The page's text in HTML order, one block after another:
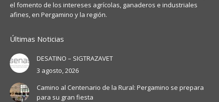
el fomento de los intereses agrícolas, ganaderos e industriales
afines, en Pergamino y la región.
Últimas Noticias
DESATINO – SIGTRAZAVET
3 agosto, 2026
Camino al Centenario de la Rural: Pergamino se prepara
para su gran fiesta